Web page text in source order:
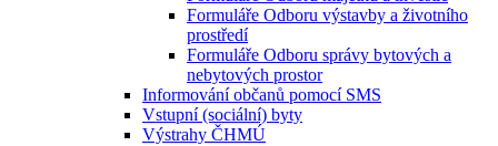
Formuláře Odboru výstavby a životního
prostředí
Formuláře Odboru správy bytových a
nebytových prostor
Informování občanů pomocí SMS
Vstupní (sociální) byty
Výstrahy ČHMÚ